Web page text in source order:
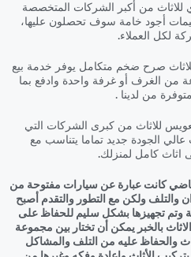
من أكبر الشركات المتخصصة
أجود خامة سوف تحصلون عليها،
لكل العملاء.
صرح ضخم متكامل يوفر خدمة بيع
من الغرف أو غرفة واحدة وادفع بما
من لدينا .
للاثاث من كبرى الشركات التي
الجودة جديد تماما يتناسب مع
اثاث كامل لمنزلك.
كانت عبارة عن سيارات مفتوحة من
والتلف ولكن مع التطور والتقدم أصبح
وتم تجهيزها بشكل سليم للحفاظ على
بالخبر يمكن أن تختار بين مجموعة
والحفاظ عليه من التلف والمشاكل